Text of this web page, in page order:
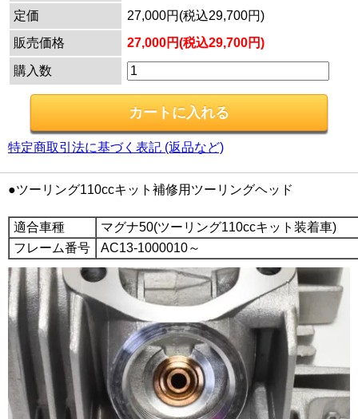
定価
27,000円(税込29,700円)
販売価格
27,000円(税込29,700円)
購入数
特定商取引法に基づく表記 (返品など)
●ツーリング110ccキット補修用ツーリングヘッド
適合車種
マグナ50(ツーリング110ccキット装着車)
フレーム番号
AC13-1000010～